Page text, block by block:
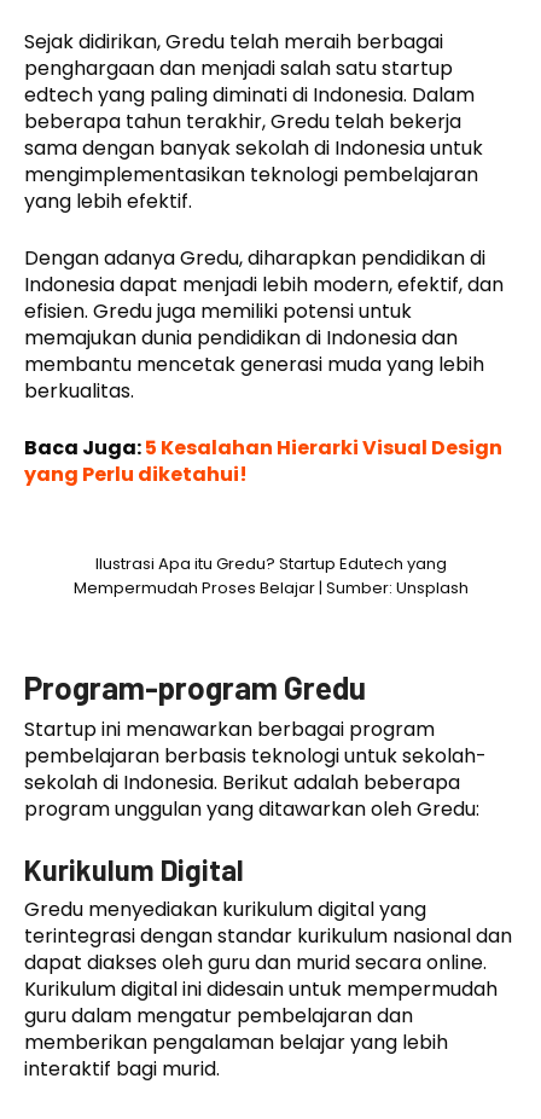
Sejak didirikan, Gredu telah meraih berbagai
penghargaan dan menjadi salah satu startup
edtech yang paling diminati di Indonesia. Dalam
beberapa tahun terakhir, Gredu telah bekerja
sama dengan banyak sekolah di Indonesia untuk
mengimplementasikan teknologi pembelajaran
yang lebih efektif.
Dengan adanya Gredu, diharapkan pendidikan di
Indonesia dapat menjadi lebih modern, efektif, dan
efisien. Gredu juga memiliki potensi untuk
memajukan dunia pendidikan di Indonesia dan
membantu mencetak generasi muda yang lebih
berkualitas.
Baca Juga:5 Kesalahan Hierarki Visual Design
yang Perlu diketahui!
Ilustrasi Apa itu Gredu? Startup Edutech yang
Mempermudah Proses Belajar | Sumber: Unsplash
Program-program Gredu
Startup ini menawarkan berbagai program
pembelajaran berbasis teknologi untuk sekolah-
sekolah di Indonesia. Berikut adalah beberapa
program unggulan yang ditawarkan oleh Gredu:
Kurikulum Digital
Gredu menyediakan kurikulum digital yang
terintegrasi dengan standar kurikulum nasional dan
dapat diakses oleh guru dan murid secara online.
Kurikulum digital ini didesain untuk mempermudah
guru dalam mengatur pembelajaran dan
memberikan pengalaman belajar yang lebih
interaktif bagi murid.